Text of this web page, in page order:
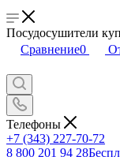
Посудосушители
Сравнение0
Телефоны
+7 (343) 227-70-72
8 800 201 94 28